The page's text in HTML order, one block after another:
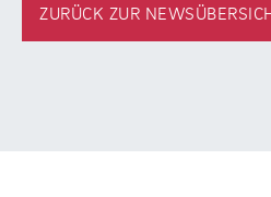
ZURÜCK ZUR